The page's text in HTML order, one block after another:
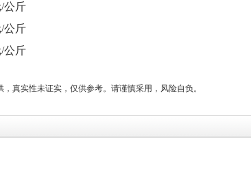
公斤
公斤
公斤
真实性未证实，仅供参考。请谨慎采用，风险自负。